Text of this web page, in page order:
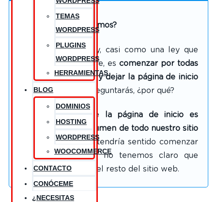
TEMAS
WORDPRESS
PLUGINS
WORDPRESS
HERRAMIENTAS
BLOG
DOMINIOS
HOSTING
WORDPRESS
WOOCOMMERCE
CONTACTO
CONÓCEME
¿NECESITAS
¿Por dónde empezamos?
Mi recomendación y, casi como una ley que
suelo aplicar siempre, es comenzar por todas
las páginas internas y dejar la página de inicio
para el final
. Y te preguntarás, ¿por qué?
Ten en cuenta que
la página de inicio es
básicamente un resumen de todo nuestrositio
por lo que no tendría sentido comenzar
por esta página si no tenemos claro que
vamos a ofrecer en el resto del sitio web.